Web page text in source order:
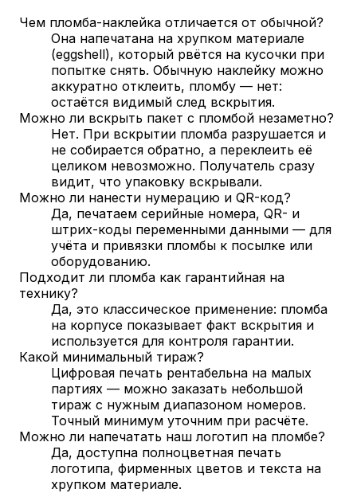
Чем пломба-наклейка отличается от обычной?
Она напечатана на хрупком материале
(eggshell), который рвётся на кусочки при
попытке снять. Обычную наклейку можно
аккуратно отклеить, пломбу — нет:
остаётся видимый след вскрытия.
Можно ли вскрыть пакет с пломбой незаметно?
Нет. При вскрытии пломба разрушается и
не собирается обратно, а переклеить её
целиком невозможно. Получатель сразу
видит, что упаковку вскрывали.
Можно ли нанести нумерацию и QR-код?
Да, печатаем серийные номера, QR- и
штрих-коды переменными данными — для
учёта и привязки пломбы к посылке или
оборудованию.
Подходит ли пломба как гарантийная на
технику?
Да, это классическое применение: пломба
на корпусе показывает факт вскрытия и
используется для контроля гарантии.
Какой минимальный тираж?
Цифровая печать рентабельна на малых
партиях — можно заказать небольшой
тираж с нужным диапазоном номеров.
Точный минимум уточним при расчёте.
Можно ли напечатать наш логотип на пломбе?
Да, доступна полноцветная печать
логотипа, фирменных цветов и текста на
хрупком материале.